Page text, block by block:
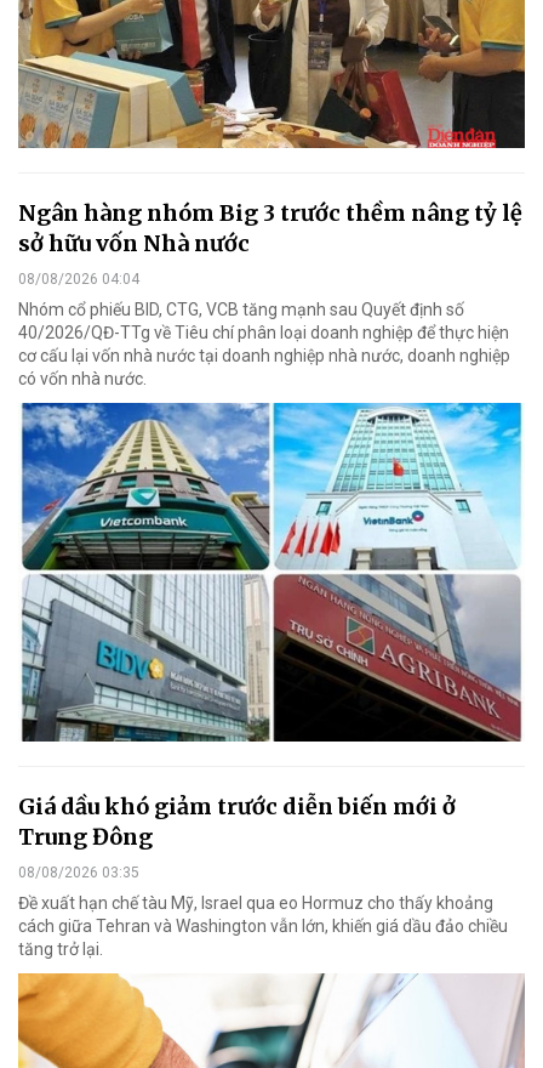
Ngân hàng nhóm Big 3 trước thềm nâng tỷ lệ
sở hữu vốn Nhà nước
08/08/2026 04:04
Nhóm cổ phiếu BID, CTG, VCB tăng mạnh sau Quyết định số
40/2026/QĐ-TTg về Tiêu chí phân loại doanh nghiệp để thực hiện
cơ cấu lại vốn nhà nước tại doanh nghiệp nhà nước, doanh nghiệp
có vốn nhà nước.
Giá dầu khó giảm trước diễn biến mới ở
Trung Đông
08/08/2026 03:35
Đề xuất hạn chế tàu Mỹ, Israel qua eo Hormuz cho thấy khoảng
cách giữa Tehran và Washington vẫn lớn, khiến giá dầu đảo chiều
tăng trở lại.